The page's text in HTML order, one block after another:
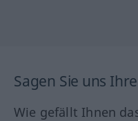
Sagen Sie uns
Wie gefällt Ihnen